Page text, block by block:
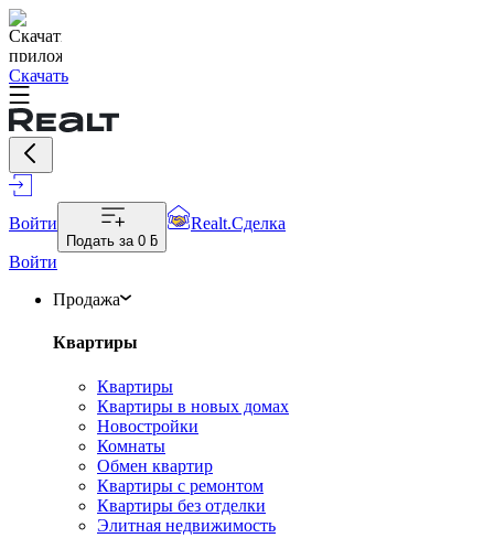
Скачать
Войти
Подать за 0 ƃ
Realt.Сделка
Войти
Продажа
Квартиры
Квартиры
Квартиры в новых домах
Новостройки
Комнаты
Обмен квартир
Квартиры с ремонтом
Квартиры без отделки
Элитная недвижимость